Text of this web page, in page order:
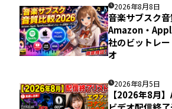
2026年8月8日
音楽サブスク
Amazon・
社のビットレ
オ
2026年8月5日
【2026年8月